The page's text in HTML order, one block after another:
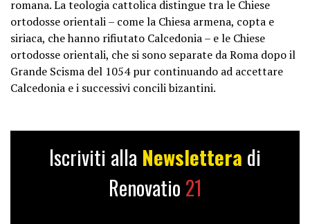
romana. La teologia cattolica distingue tra le Chiese
ortodosse orientali – come la Chiesa armena, copta e
siriaca, che hanno rifiutato Calcedonia – e le Chiese
ortodosse orientali, che si sono separate da Roma dopo il
Grande Scisma del 1054 pur continuando ad accettare
Calcedonia e i successivi concili bizantini.
Iscriviti alla Newslettera di
Renovatio 21